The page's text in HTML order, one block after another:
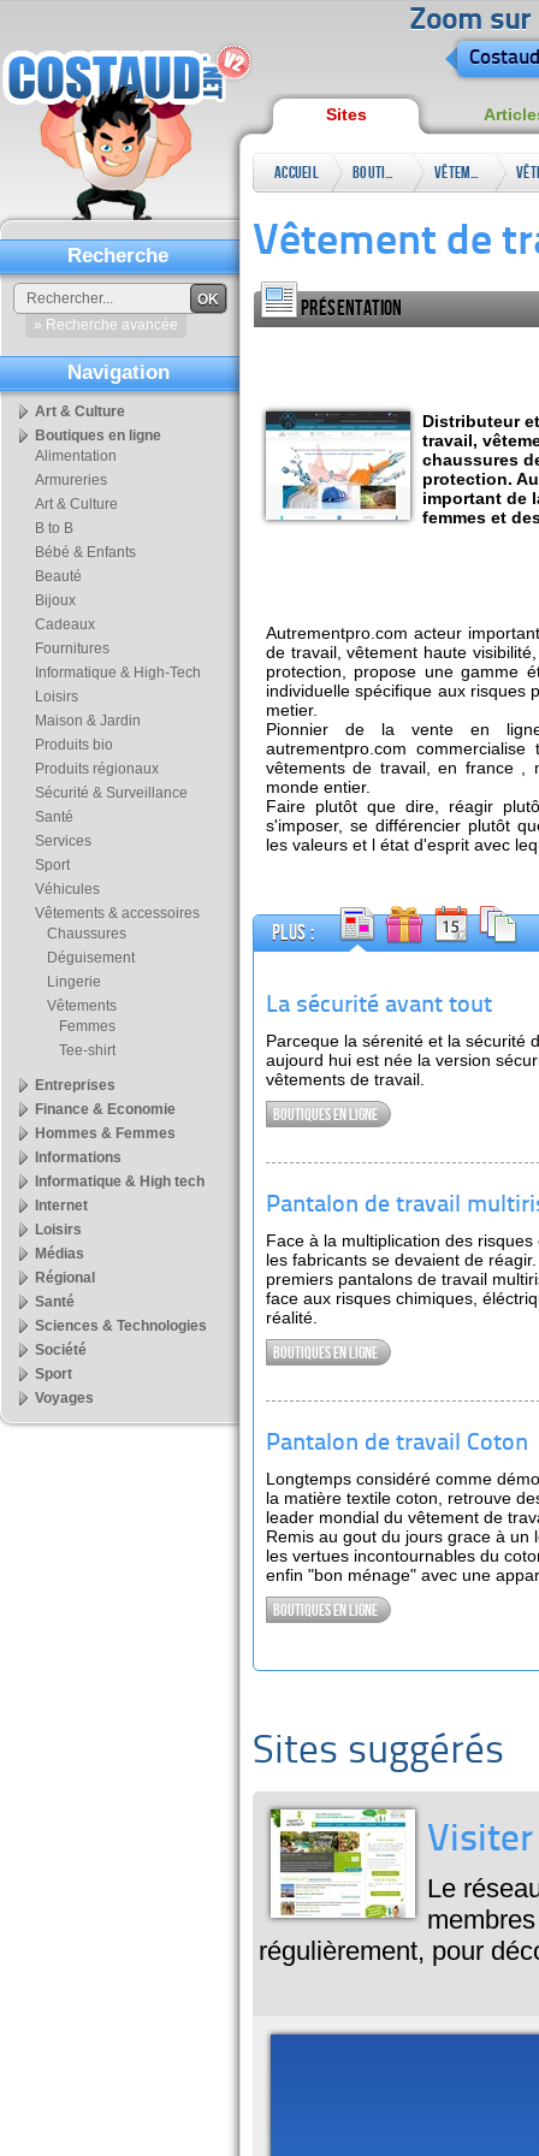
Zoom sur
Sites
Accueil
Boutiques
Vêtements
accessoires
Vêtement de
Présentation
Distributeur
travail,
chaussures
protection.
important de
femmes et
Autrementpro.com acteur
de travail, vêtement haute
protection, propose une gamme
individuelle spécifique aux risques
metier.
Pionnier de la vente en
autrementpro.com
vêtements de travail, en france ,
monde entier.
Faire plutôt que dire, réagir
s'imposer, se différencier plutôt
les valeurs et l état d'esprit avec
Plus :
La sécurité avant tout
Parceque la sérenité et la sécurité
aujourd hui est née la version
vêtements de travail.
Boutiques en ligne
Pantalon de travail
Face à la multiplication des
les fabricants se devaient de
premiers pantalons de travail
face aux risques chimiques,
réalité.
Boutiques en ligne
Pantalon de travail Coton
Longtemps considéré comme
la matière textile coton, retrouve
leader mondial du vêtement de
Remis au gout du jours grace à
les vertues incontournables du
enfin "bon ménage" avec une
Boutiques en ligne
Sites suggérés
Le
régulièrement, pour
Recherche
OK
» Recherche avancée
Navigation
Art & Culture
Boutiques en ligne
Alimentation
Armureries
Art & Culture
B to B
Bébé & Enfants
Beauté
Bijoux
Cadeaux
Fournitures
Informatique & High-Tech
Loisirs
Maison & Jardin
Produits bio
Produits régionaux
Sécurité & Surveillance
Santé
Services
Sport
Véhicules
Vêtements & accessoires
Chaussures
Déguisement
Lingerie
Vêtements
Femmes
Tee-shirt
Entreprises
Finance & Economie
Hommes & Femmes
Informations
Informatique & High tech
Internet
Loisirs
Médias
Régional
Santé
Sciences & Technologies
Société
Sport
Voyages